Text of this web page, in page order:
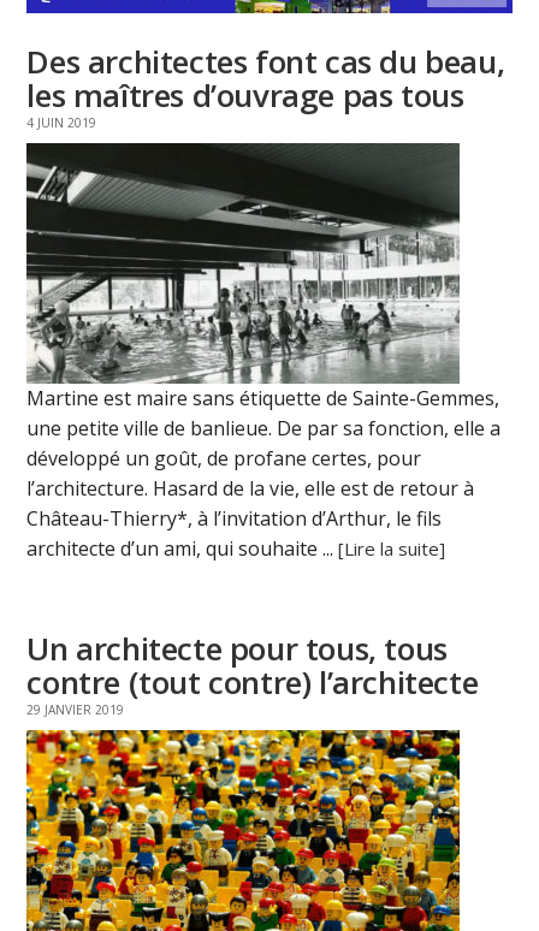
Des architectes font cas du beau,
les maîtres d’ouvrage pas tous
4 JUIN 2019
Martine est maire sans étiquette de Sainte-Gemmes,
une petite ville de banlieue. De par sa fonction, elle a
développé un goût, de profane certes, pour
l’architecture. Hasard de la vie, elle est de retour à
Château-Thierry*, à l’invitation d’Arthur, le fils
architecte d’un ami, qui souhaite ...[Lire la suite]
Un architecte pour tous, tous
contre (tout contre) l’architecte
29 JANVIER 2019